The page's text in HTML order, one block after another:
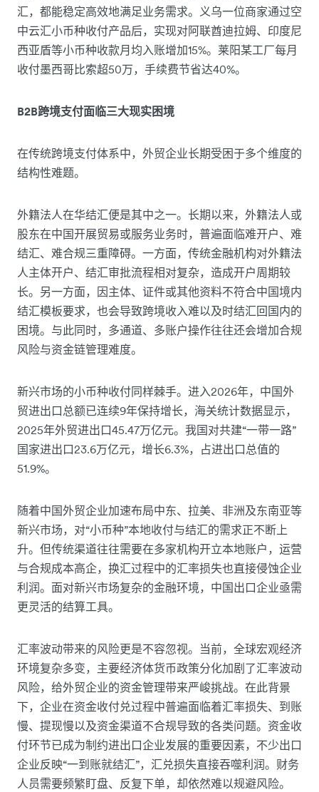
汇，都能稳定高效地满足业务需求。义乌一位商家通过空
中云汇小币种收付产品后，实现对阿联酋迪拉姆、印度尼
西亚盾等小币种收款月均入账增加15%。莱阳某工厂每月
收付墨西哥比索超50万，手续费节省达40%。
B2B跨境支付面临三大现实困境
在传统跨境支付体系中，外贸企业长期受困于多个维度的
结构性难题。
外籍法人在华结汇便是其中之一。长期以来，外籍法人或
股东在中国开展贸易或服务业务时，普遍面临难开户、难
结汇、难合规三重障碍。一方面，传统金融机构对外籍法
人主体开户、结汇审批流程相对复杂，造成开户周期较
长。另一方面，因主体、证件或其他资料不符合中国境内
结汇模板要求，也会导致跨境收入难以及时结汇回国内的
困境。与此同时，多通道、多账户操作往往还会增加合规
风险与资金链管理难度。
新兴市场的小币种收付同样棘手。进入2026年，中国外
贸进出口总额已连续9年保持增长，海关统计数据显示，
2025年外贸进出口45.47万亿元。我国对共建“一带一路”
国家进出口23.6万亿元，增长6.3%，占进出口总值的
51.9%。
随着中国外贸企业加速布局中东、拉美、非洲及东南亚等
新兴市场，对“小币种”本地收付与结汇的需求正不断上
升。但传统渠道往往需要在多家机构开立本地账户，运营
与合规成本高企，换汇过程中的汇率损失也直接侵蚀企业
利润。面对新兴市场复杂的金融环境，中国出口企业亟需
更灵活的结算工具。
汇率波动带来的风险更是不容忽视。当前，全球宏观经济
环境复杂多变，主要经济体货币政策分化加剧了汇率波动
风险，给外贸企业的资金管理带来严峻挑战。在此背景
下，企业在资金收付兑过程中普遍面临着汇率损失、到账
慢、提现慢以及资金渠道不合规导致的各类问题。资金收
付环节已成为制约进出口企业发展的重要因素，不少出口
企业反映“一到账就结汇”，汇兑损失直接吞噬利润。财务
人员需要频繁盯盘、反复下单，却依然难以规避风险。